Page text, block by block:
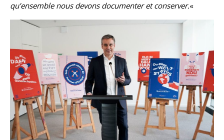
qu’ensemble nous devons documenter et conserver.«